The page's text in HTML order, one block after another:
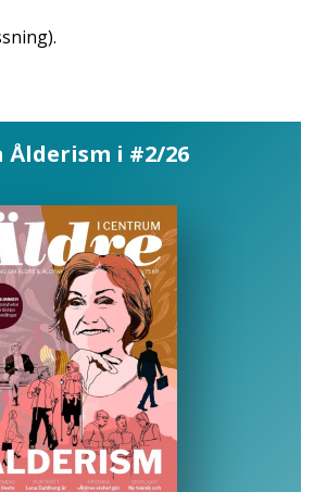
Ålderism i #2/26